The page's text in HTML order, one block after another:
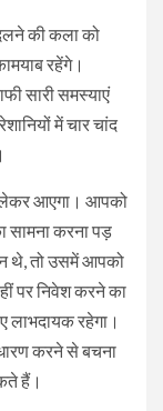
की कला को
रहेंगे।
सारी समस्याएं
में चार चांद
लेकर आएगा। आपको
सामना करना पड़
थे, तो उसमें आपको
पर निवेश करने का
लाभदायक रहेगा।
करने से बचना
हैं।